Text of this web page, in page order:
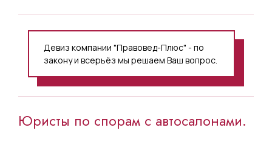
Девиз компании "Правовед-Плюс" - по
закону и всерьёз мы решаем Ваш вопрос.
Юристы по спорам с автосалонами.